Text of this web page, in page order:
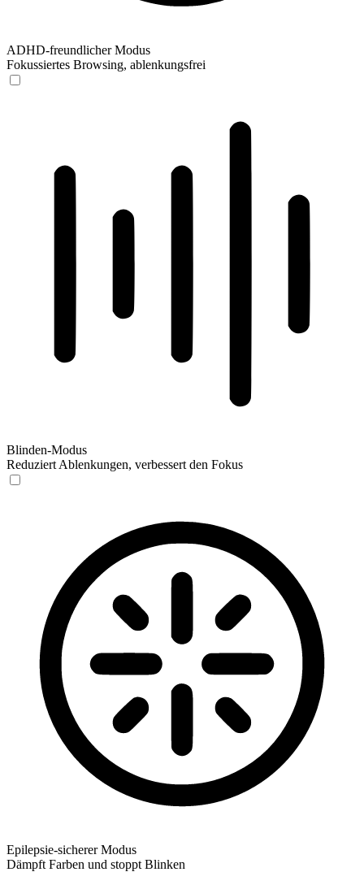
ADHD-freundlicher Modus
Fokussiertes Browsing, ablenkungsfrei
Blinden-Modus
Reduziert Ablenkungen, verbessert den Fokus
Epilepsie-sicherer Modus
Dämpft Farben und stoppt Blinken